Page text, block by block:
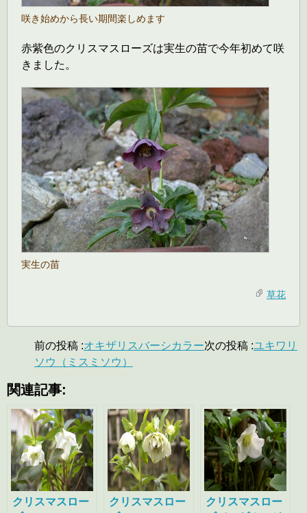
咲き始めから長い期間楽しめます
赤紫色のクリスマスローズは実生の苗で今年初めて咲
きました。
実生の苗
草花
前の投稿 :オキザリスバーシカラー次の投稿 :ユキワリ
ソウ（ミスミソウ）
関連記事:
クリスマスロー
クリスマスロー
クリスマスロー